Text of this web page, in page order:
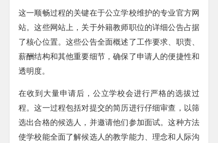
这一顺畅过程的关键在于公立学校维护的专业官方网
站。这些网站上，关于外籍教师职位的详细公告占据
了核心位置。这些公告全面概述了工作要求、职责、
薪酬结构和其他重要细节，确保了申请人的便捷性和
透明度。
在收到大量申请后，公立学校会进行严格的选拔过
程。这一过程包括对提交的简历进行仔细审查，以筛
选出合格的候选人，并邀请他们参加面试。这种方法
使学校能全面了解候选人的教学能力、理念和人际沟